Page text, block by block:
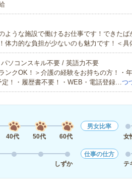
ような施設で働けるお仕事です！できた
体力的な負担が少ないのも魅力です！＜
ソコンスキル不要 / 英語力不要
ンクOK！＞介護の経験をお持ちの方！・
定！・履歴書不要！・WEB・電話登録…つ
40代 50代 60代
男女比率
女
しずか
仕事の仕方
テ